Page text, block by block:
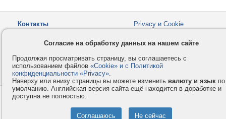
Контакты
Privacy и Cookie
Как оплатить
Форумы
© 2008-2026VMESTE.EU
Согласие на обработку данных на нашем сайте
Продолжая просматривать страницу, вы соглашаетесь с
использованием файлов «Cookie» и с Политикой
конфиденциальности «Privacy».
Наверху или внизу страницы вы можете изменить валюту и язык по
умолчанию. Английская версия сайта ещё находится в доработке и
доступна не полностью.